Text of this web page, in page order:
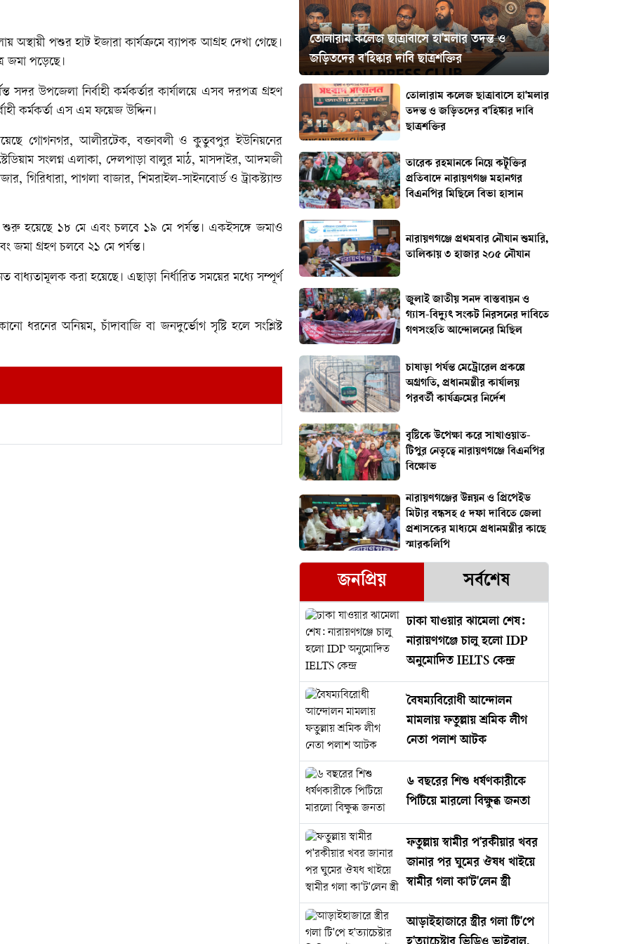
পশুর হাট ইজারা কার্যক্রমে ব্যাপক আগ্রহ দেখা গেছে।
জমা পড়েছে।
উপজেলা নির্বাহী কর্মকর্তার কার্যালয়ে এসব দরপত্র গ্রহণ
কর্মকর্তা এস এম ফয়েজ উদ্দিন।
গোগনগর, আলীরটেক, বক্তাবলী ও কুতুবপুর ইউনিয়নের
সংলগ্ন এলাকা, দেলপাড়া বালুর মাঠ, মাসদাইর, আদমজী
গিরিধারা, পাগলা বাজার, শিমরাইল-সাইনবোর্ড ও ট্রাকস্ট্যান্ড
শুরু হয়েছে ১৮ মে এবং চলবে ১৯ মে পর্যন্ত। একইসঙ্গে জমাও
জমা গ্রহণ চলবে ২১ মে পর্যন্ত।
করা হয়েছে। এছাড়া নির্ধারিত সময়ের মধ্যে সম্পূর্ণ
ধরনের অনিয়ম, চাঁদাবাজি বা জনদুর্ভোগ সৃষ্টি হলে সংশ্লিষ্ট
তোলারাম কলেজ ছাত্রাবাসে হা'মলার তদন্ত ও
জড়িতদের ব'হিষ্কার দাবি ছাত্রশক্তির
তোলারাম কলেজ ছাত্রাবাসে হা'মলার
তদন্ত ও জড়িতদের ব'হিষ্কার দাবি
ছাত্রশক্তির
তারেক রহমানকে নিয়ে কটূক্তির
প্রতিবাদে নারায়ণগঞ্জ মহানগর
বিএনপির মিছিলে বিভা হাসান
নারায়ণগঞ্জে প্রথমবার নৌযান শুমারি,
তালিকায় ৩ হাজার ২০৫ নৌযান
জুলাই জাতীয় সনদ বাস্তবায়ন ও
গ্যাস-বিদ্যুৎ সংকট নিরসনের দাবিতে
গণসংহতি আন্দোলনের মিছিল
চাষাড়া পর্যন্ত মেট্রোরেল প্রকল্পে
অগ্রগতি, প্রধানমন্ত্রীর কার্যালয়
পরবর্তী কার্যক্রমের নির্দেশ
বৃষ্টিকে উপেক্ষা করে সাখাওয়াত-
টিপুর নেতৃত্বে নারায়ণগঞ্জে বিএনপির
বিক্ষোভ
নারায়ণগঞ্জের উন্নয়ন ও প্রিপেইড
মিটার বন্ধসহ ৫ দফা দাবিতে জেলা
প্রশাসকের মাধ্যমে প্রধানমন্ত্রীর কাছে
স্মারকলিপি
জনপ্রিয় সর্বশেষ
ঢাকা যাওয়ার ঝামেলা শেষ:
নারায়ণগঞ্জে চালু হলো IDP
অনুমোদিত IELTS কেন্দ্র
বৈষম্যবিরোধী আন্দোলন
মামলায় ফতুল্লায় শ্রমিক লীগ
নেতা পলাশ আটক
৬ বছরের শিশু ধর্ষণকারীকে
পিটিয়ে মারলো বিক্ষুব্ধ জনতা
ফতুল্লায় স্বামীর প'রকীয়ার খবর
জানার পর ঘুমের ঔষধ খাইয়ে
স্বামীর গলা কা'ট'লেন স্ত্রী
আড়াইহাজারে স্ত্রীর গলা টি'পে